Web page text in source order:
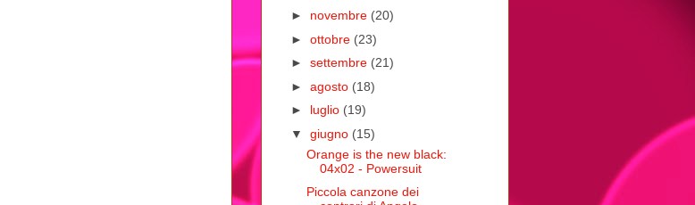
► novembre (20)
► ottobre (23)
► settembre (21)
► agosto (18)
► luglio (19)
▼ giugno (15)
Orange is the new black:
04x02 - Powersuit
Piccola canzone dei